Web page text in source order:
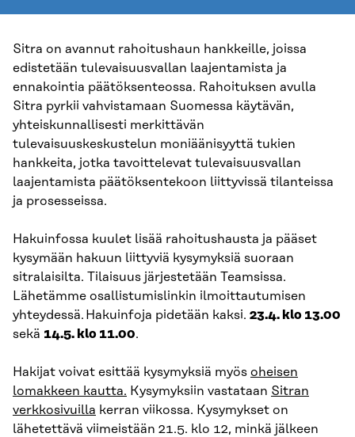
Sitra on avannut rahoitushaun hankkeille, joissa
edistetään tulevaisuusvallan laajentamista ja
ennakointia päätöksenteossa. Rahoituksen avulla
Sitra pyrkii vahvistamaan Suomessa käytävän,
yhteiskunnallisesti merkittävän
tulevaisuuskeskustelun moniäänisyyttä tukien
hankkeita, jotka tavoittelevat tulevaisuusvallan
laajentamista päätöksentekoon liittyvissä tilanteissa
ja prosesseissa.
Hakuinfossa kuulet lisää rahoitushausta ja pääset
kysymään hakuun liittyviä kysymyksiä suoraan
sitralaisilta. Tilaisuus järjestetään Teamsissa.
Lähetämme osallistumislinkin ilmoittautumisen
yhteydessä. Hakuinfoja pidetään kaksi. 23.4. klo 13.00
sekä 14.5. klo 11.00.
Hakijat voivat esittää kysymyksiä myös oheisen
lomakkeen kautta. Kysymyksiin vastataan Sitran
verkkosivuilla kerran viikossa. Kysymykset on
lähetettävä viimeistään 21.5. klo 12, minkä jälkeen